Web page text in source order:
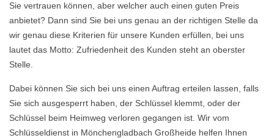
Sie vertrauen können, aber welcher auch einen guten Preis
anbietet? Dann sind Sie bei uns genau an der richtigen Stelle da
wir genau diese Kriterien für unsere Kunden erfüllen, bei uns
lautet das Motto: Zufriedenheit des Kunden steht an oberster
Stelle.
Dabei können Sie sich bei uns einen Auftrag erteilen lassen, falls
Sie sich ausgesperrt haben, der Schlüssel klemmt, oder der
Schlüssel beim Heimweg verloren gegangen ist. Wir vom
Schlüsseldienst in Mönchengladbach Großheide helfen Ihnen